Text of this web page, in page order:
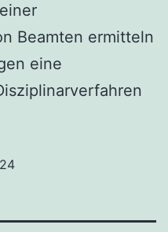
Beamten ermitteln
eine